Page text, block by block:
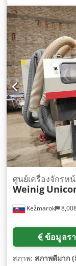
Kežmarok
ศูนย์เครื่องจักรห
Weinig
ข้อมูลร
สภาพ: สภาพดีมาก